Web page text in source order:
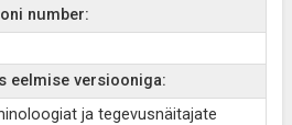
number:
eelmise versiooniga:
ja tegevusnäitajate